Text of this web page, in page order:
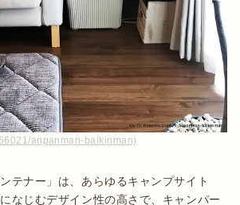
anpanman-baikinman)
テナー」は、あらゆるキャンプサイト
なじむデザイン性の高さで、キャンパー